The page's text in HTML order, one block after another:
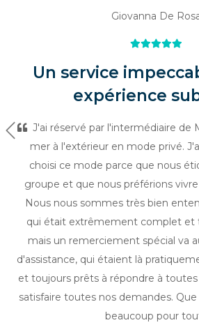
Giovanna De
Un service
expérience
J'ai réservé par l'intermédiaire de
mer à l'extérieur en mode privé.
choisi ce mode parce que nous
groupe et que nous préférions
Nous nous sommes très bien
qui était extrêmement complet et
mais un remerciement spécial va
d'assistance, qui étaient là
et toujours prêts à répondre à
satisfaire toutes nos demandes.
beaucoup pour
Précédent